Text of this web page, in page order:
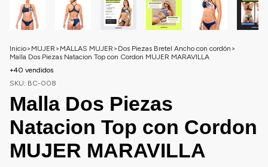
Inicio> MUJER > MALLAS MUJER > Dos Piezas Bretel Ancho con cordón >
Malla Dos Piezas Natacion Top con Cordon MUJER MARAVILLA
+40 vendidos
SKU: BC-008
Malla Dos Piezas
Natacion Top con Cordon
MUJER MARAVILLA